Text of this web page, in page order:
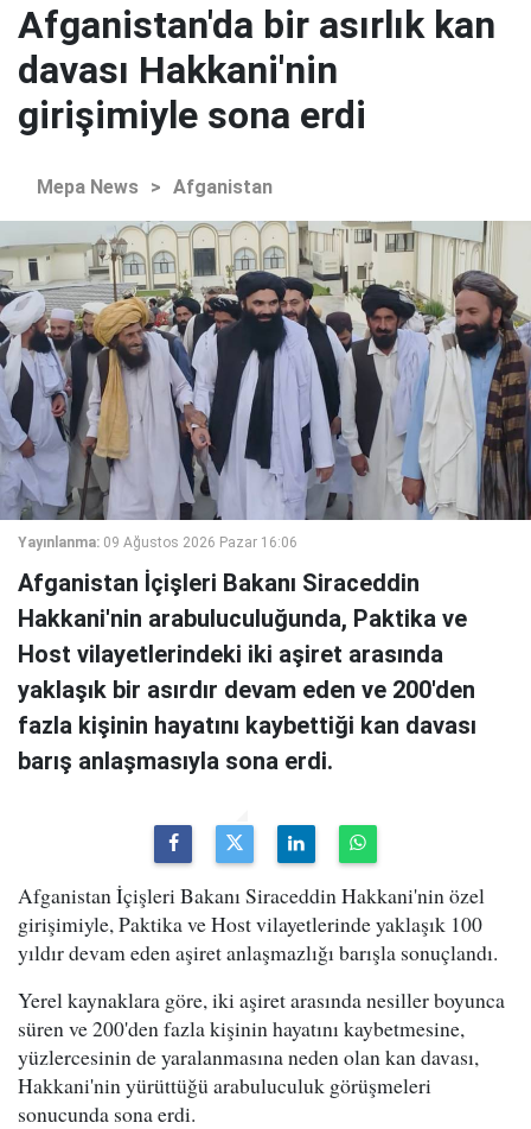
Afganistan'da bir asırlık kan
davası Hakkani'nin
girişimiyle sona erdi
Mepa News > Afganistan
Yayınlanma: 09 Ağustos 2026 Pazar 16:06
Afganistan İçişleri Bakanı Siraceddin
Hakkani'nin arabuluculuğunda, Paktika ve
Host vilayetlerindeki iki aşiret arasında
yaklaşık bir asırdır devam eden ve 200'den
fazla kişinin hayatını kaybettiği kan davası
barış anlaşmasıyla sona erdi.
Afganistan İçişleri Bakanı Siraceddin Hakkani'nin özel
girişimiyle, Paktika ve Host vilayetlerinde yaklaşık 100
yıldır devam eden aşiret anlaşmazlığı barışla sonuçlandı.
Yerel kaynaklara göre, iki aşiret arasında nesiller boyunca
süren ve 200'den fazla kişinin hayatını kaybetmesine,
yüzlercesinin de yaralanmasına neden olan kan davası,
Hakkani'nin yürüttüğü arabuluculuk görüşmeleri
sonucunda sona erdi.